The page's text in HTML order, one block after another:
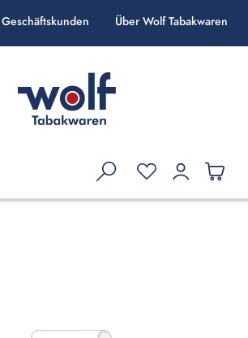
Geschäftskunden Über Wolf Tabakwaren